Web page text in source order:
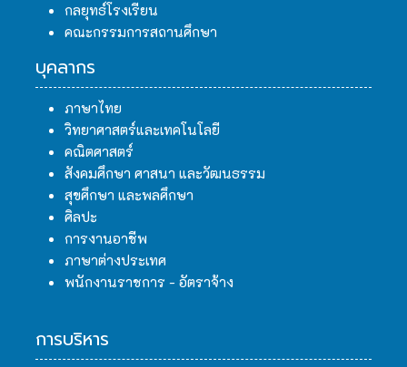
กลยุทธ์โรงเรียน
คณะกรรมการสถานศึกษา
บุคลากร
ภาษาไทย
วิทยาศาสตร์และเทคโนโลยี
คณิตศาสตร์
สังคมศึกษา ศาสนา และวัฒนธรรม
สุขศึกษา และพลศึกษา
ศิลปะ
การงานอาชีพ
ภาษาต่างประเทศ
พนักงานราชการ - อัตราจ้าง
การบริหาร